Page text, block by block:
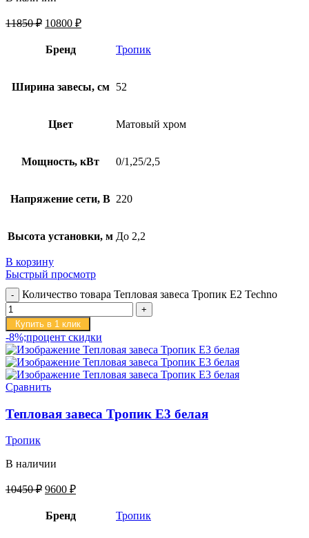
11850₽ 10800 ₽
Бренд Тропик
Ширина завесы, см 52
Цвет Матовый хром
Мощность, кВт 0/1,25/2,5
Напряжение сети, В 220
Высота установки, м До 2,2
В корзину
Быстрый просмотр
Количество товара Тепловая завеса Тропик E2 Techno
Купить в 1 клик
-8%;процент скидки
Сравнить
Тепловая завеса Тропик E3 белая
Тропик
В наличии
10450₽ 9600 ₽
Бренд Тропик